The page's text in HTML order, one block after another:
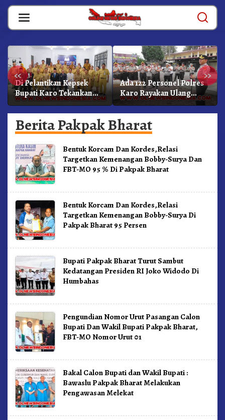
Skip
content
« »
Di Pelantikan Kepsek
Bupati Karo Tekankan
Kepemimpinan
Profesional Dongkrak
Mutu Pendidikan
Ada 122 Personel Polres
Karo Rayakan Ulang
Tahun Bersama
Berita Pakpak Bharat
Bentuk Korcam Dan Kordes,Relasi
Targetkan Kemenangan Bobby-Surya Dan
FBT-MO 95 % Di Pakpak Bharat
Bentuk Korcam Dan Kordes,Relasi
Targetkan Kemenangan Bobby-Surya Di
Pakpak Bharat 95 Persen
Bupati Pakpak Bharat Turut Sambut
Kedatangan Presiden RI Joko Widodo Di
Humbahas
Pengundian Nomor Urut Pasangan Calon
Bupati Dan Wakil Bupati Pakpak Bharat,
FBT-MO Nomor Urut 01
Bakal Calon Bupati dan Wakil Bupati :
Bawaslu Pakpak Bharat Melakukan
Pengawasan Melekat